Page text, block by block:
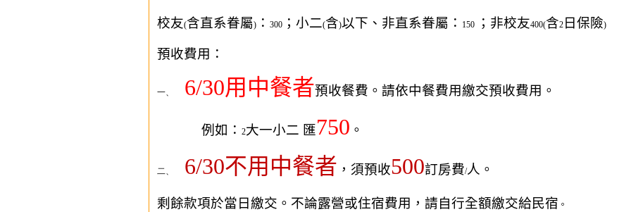
校友(含直系眷屬) ： 300 ；小二(含)以下、非直系眷屬： 150 ；非校友400(含2 日保險)
預收費用：
一、 6/30用中餐者預收餐費。請依中餐費用繳交預收費用。
例如： 2大一小二 匯750 。
二、 6/30不用中餐者 ，須預收500訂房費/人。
剩餘款項於當日繳交。不論露營或住宿費用，請自行全額繳交給民宿 。